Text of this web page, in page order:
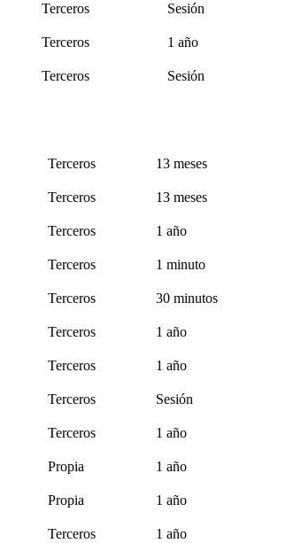
Terceros Sesión
Terceros 1 año
Terceros Sesión
Terceros 13 meses
Terceros 13 meses
Terceros 1 año
Terceros 1 minuto
Terceros 30 minutos
Terceros 1 año
Terceros 1 año
Terceros Sesión
Terceros 1 año
Propia 1 año
Propia 1 año
Terceros 1 año